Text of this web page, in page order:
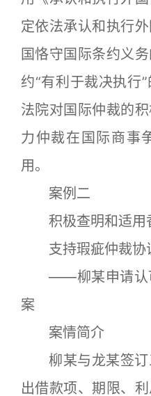
定依法承认和执行
国恪守国际条约义
约“有利于裁决执行
法院对国际仲裁的
力仲裁在国际商事
用。
案例二
积极查明和适用
支持瑕疵仲裁协
——柳某申请认可
案
案情简介
柳某与龙某签订
出借款项、期限、